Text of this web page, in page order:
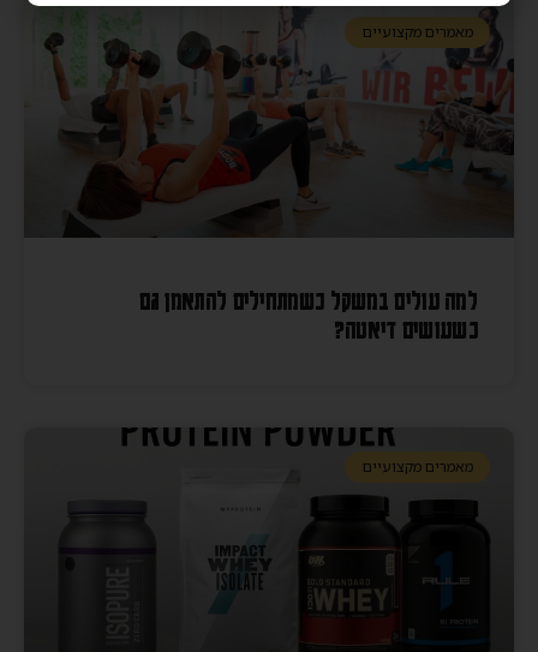
מאמרים מקצועיים
למה עולים במשקל כשמתחילים להתאמן גם
כשעושים דיאטה?
מאמרים מקצועיים